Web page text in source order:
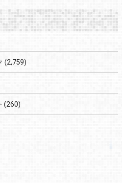
(2,759)
(260)